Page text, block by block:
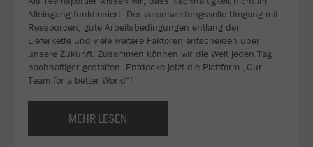
Alleingang funktioniert. Der verantwortungsvolle Umgang mit
Ressourcen, gute Arbeitsbedingungen entlang der
Lieferkette und viele weitere Faktoren entscheiden über
unsere Zukunft. Zusammen können wir die Welt jeden Tag
nachhaltiger gestalten. Entdecke jetzt die Plattform „Our
Team for a better World“!
MEHR LESEN